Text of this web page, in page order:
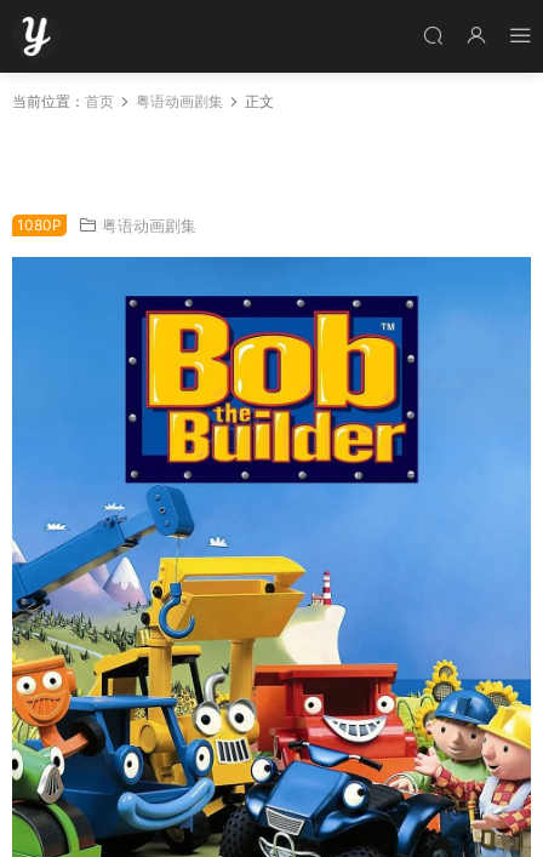
当前位置： 首页 粤语动画剧集 正文
1080P 粤语动画剧集